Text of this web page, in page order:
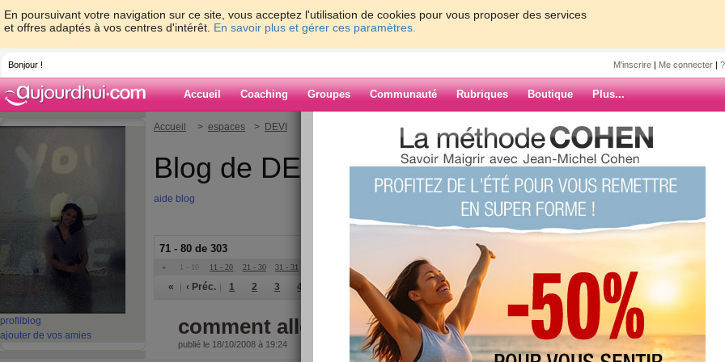
En poursuivant votre navigation sur ce site, vous acceptez l'utilisation de cookies pour vous proposer des services
et offres adaptés à vos centres d'intérêt. En savoir plus et gérer ces paramètres.
Bonjour ! M'inscrire | Me connecter |
Accueil Coaching Groupes Communauté Rubriques Boutique Plus...
profil blog
ajouter de vos amies
Accueil > espaces > DEVI
Blog de DEVI
aide blog
71 - 80 de 303
« 1 - 10 11 - 20 21 - 30 31 - 31
« ‹ Préc. 1 2 3 4 7 8 9 10 Suiv. ›
comment allez vous?
publié le 18/10/2008 à 19:24 ARCHIVES